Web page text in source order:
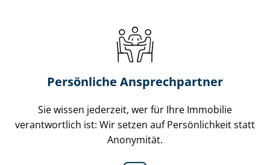
Persönliche Ansprechpartner
Sie wissen jederzeit, wer für Ihre Immobilie
verantwortlich ist: Wir setzen auf Persönlichkeit statt
Anonymität.